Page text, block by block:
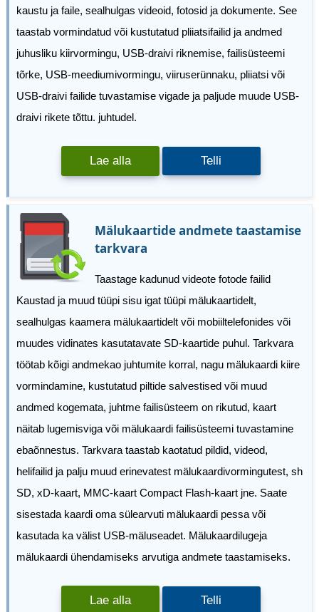
kaustu ja faile, sealhulgas videoid, fotosid ja dokumente. See
taastab vormindatud või kustutatud pliiatsifailid ja andmed
juhusliku kiirvormingu, USB-draivi riknemise, failisüsteemi
tõrke, USB-meediumivormingu, viiruserünnaku, pliiatsi või
USB-draivi failide tuvastamise vigade ja paljude muude USB-
draivi rikete tõttu. juhtudel.
Lae alla Telli
Mälukaartide andmete taastamise
tarkvara
Taastage kadunud videote fotode failid
Kaustad ja muud tüüpi sisu igat tüüpi mälukaartidelt,
sealhulgas kaamera mälukaartidelt või mobiiltelefonides või
muudes vidinates kasutatavate SD-kaartide puhul. Tarkvara
töötab kõigi andmekao juhtumite korral, nagu mälukaardi kiire
vormindamine, kustutatud piltide salvestised või muud
andmed kogemata, juhtme failisüsteem on rikutud, kaart
näitab lugemisviga või mälukaardi failisüsteemi tuvastamine
ebaõnnestus. Tarkvara taastab kaotatud pildid, videod,
helifailid ja palju muud erinevatest mälukaardivormingutest, sh
SD, xD-kaart, MMC-kaart Compact Flash-kaart jne. Saate
sisestada kaardi oma sülearvuti mälukaardi pessa või
kasutada ka välist USB-mäluseadet. Mälukaardilugeja
mälukaardi ühendamiseks arvutiga andmete taastamiseks.
Lae alla Telli